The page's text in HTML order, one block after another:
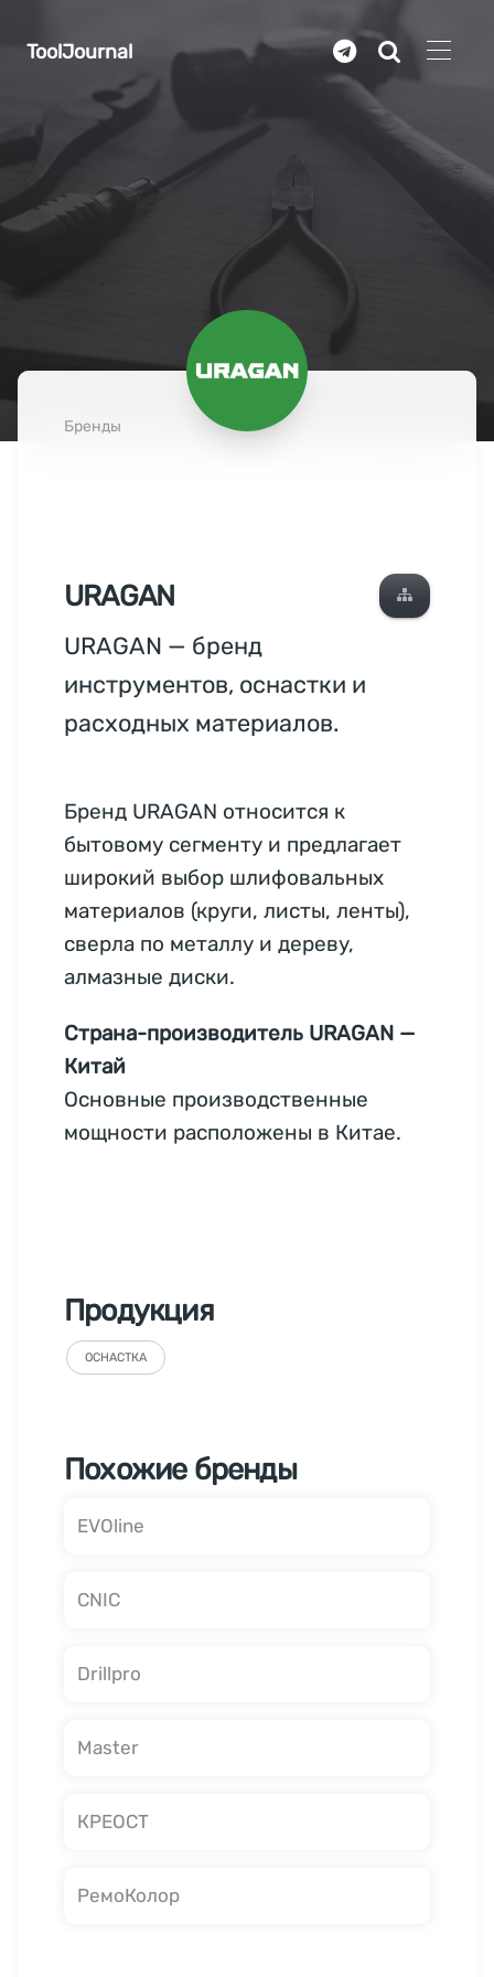
ToolJournal
Бренды
URAGAN
URAGAN — бренд
инструментов, оснастки и
расходных материалов.
Бренд URAGAN относится к
бытовому сегменту и предлагает
широкий выбор шлифовальных
материалов (круги, листы, ленты),
сверла по металлу и дереву,
алмазные диски.
Страна-производитель URAGAN —
Китай
Основные производственные
мощности расположены в Китае.
Продукция
ОСНАСТКА
Похожие бренды
EVOline
CNIC
Drillpro
Master
КРЕОСТ
РемоКолор